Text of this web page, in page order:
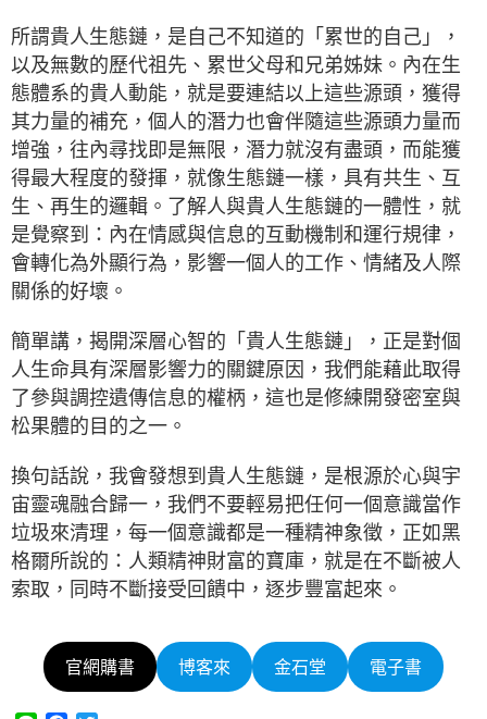
所謂貴人生態鏈，是自己不知道的「累世的自己」，
以及無數的歷代祖先、累世父母和兄弟姊妹。內在生
態體系的貴人動能，就是要連結以上這些源頭，獲得
其力量的補充，個人的潛力也會伴隨這些源頭力量而
增強，往內尋找即是無限，潛力就沒有盡頭，而能獲
得最大程度的發揮，就像生態鏈一樣，具有共生、互
生、再生的邏輯。了解人與貴人生態鏈的一體性，就
是覺察到：內在情感與信息的互動機制和運行規律，
會轉化為外顯行為，影響一個人的工作、情緒及人際
關係的好壞。
簡單講，揭開深層心智的「貴人生態鏈」，正是對個
人生命具有深層影響力的關鍵原因，我們能藉此取得
了參與調控遺傳信息的權柄，這也是修練開發密室與
松果體的目的之一。
換句話說，我會發想到貴人生態鏈，是根源於心與宇
宙靈魂融合歸一，我們不要輕易把任何一個意識當作
垃圾來清理，每一個意識都是一種精神象徵，正如黑
格爾所說的：人類精神財富的寶庫，就是在不斷被人
索取，同時不斷接受回饋中，逐步豐富起來。
官網購書 博客來 金石堂 電子書